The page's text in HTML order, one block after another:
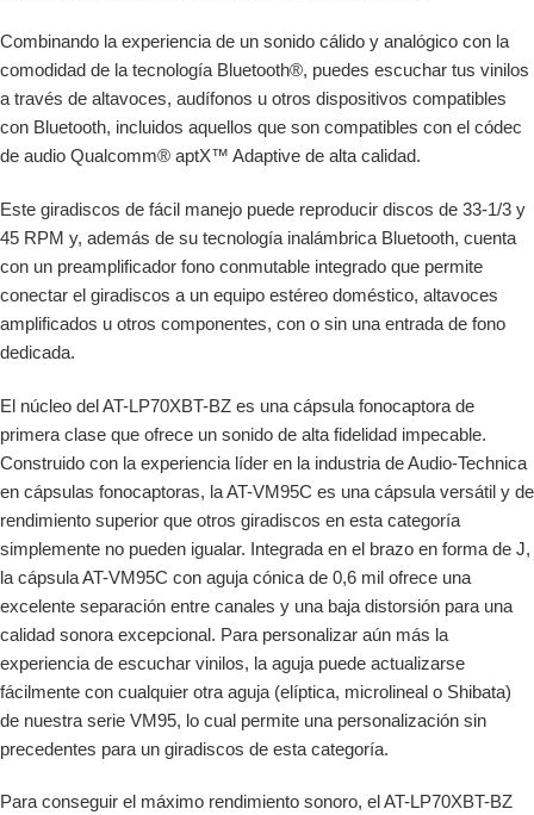
Combinando la experiencia de un sonido cálido y analógico con la
comodidad de la tecnología Bluetooth®, puedes escuchar tus vinilos
a través de altavoces, audífonos u otros dispositivos compatibles
con Bluetooth, incluidos aquellos que son compatibles con el códec
de audio Qualcomm® aptX™ Adaptive de alta calidad.
Este giradiscos de fácil manejo puede reproducir discos de 33-1/3 y
45 RPM y, además de su tecnología inalámbrica Bluetooth, cuenta
con un preamplificador fono conmutable integrado que permite
conectar el giradiscos a un equipo estéreo doméstico, altavoces
amplificados u otros componentes, con o sin una entrada de fono
dedicada.
El núcleo del AT-LP70XBT-BZ es una cápsula fonocaptora de
primera clase que ofrece un sonido de alta fidelidad impecable.
Construido con la experiencia líder en la industria de Audio-Technica
en cápsulas fonocaptoras, la AT-VM95C es una cápsula versátil y de
rendimiento superior que otros giradiscos en esta categoría
simplemente no pueden igualar. Integrada en el brazo en forma de J,
la cápsula AT-VM95C con aguja cónica de 0,6 mil ofrece una
excelente separación entre canales y una baja distorsión para una
calidad sonora excepcional. Para personalizar aún más la
experiencia de escuchar vinilos, la aguja puede actualizarse
fácilmente con cualquier otra aguja (elíptica, microlineal o Shibata)
de nuestra serie VM95, lo cual permite una personalización sin
precedentes para un giradiscos de esta categoría.
Para conseguir el máximo rendimiento sonoro, el AT-LP70XBT-BZ